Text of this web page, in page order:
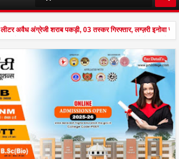
अवैध अंग्रेजी शराब पकड़ी, 03 तस्कर गिरफ्तार, लग्ज़री इनोवा
नौकरानी का मिला रक्तरंजित शव, पत्नी गंभीर घायल में मेडिकल